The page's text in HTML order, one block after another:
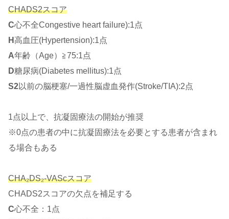
CHADS2スコア
C心不全Congestive heart failure):1点
H高血圧(Hypertension):1点
A年齢（Age）≧75:1点
D糖尿病(Diabetes mellitus):1点
S2以前の脳梗塞/一過性脳虚血発作(Stroke/TIA):2点
1点以上で、抗凝固療法の開始が推奨
※0点の患者の中に抗凝固療法を必要とする患者が含まれ
る場合もある
CHA₂DS₂-VAScスコア
CHADS2スコアの欠点を補足する
C心不全：1点